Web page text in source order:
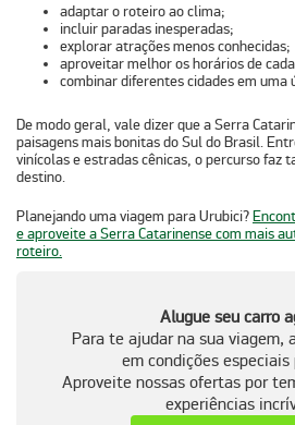
adaptar o roteiro ao clima;
incluir paradas inesperadas;
explorar atrações menos conhecidas;
aproveitar melhor os horários de
combinar diferentes cidades em uma
De modo geral, vale dizer que a Serra
paisagens mais bonitas do Sul do Brasil.
vinícolas e estradas cênicas, o percurso faz
destino.
Planejando uma viagem para Urubici?
e aproveite a Serra Catarinense com mais
roteiro.
Alugue seu carro
Para te ajudar na sua viagem,
em condições especiais
Aproveite nossas ofertas por
experiências